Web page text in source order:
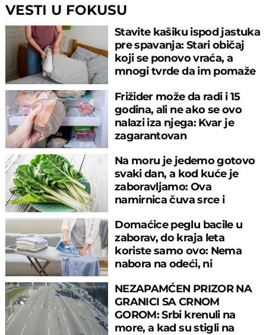
VESTI U FOKUSU
Stavite kašiku ispod jastuka
pre spavanja: Stari običaj
koji se ponovo vraća, a
mnogi tvrde da im pomaže
Frižider može da radi i 15
godina, ali ne ako se ovo
nalazi iza njega: Kvar je
zagarantovan
Na moru je jedemo gotovo
svaki dan, a kod kuće je
zaboravljamo: Ova
namirnica čuva srce i
Domaćice peglu bacile u
zaborav, do kraja leta
koriste samo ovo: Nema
nabora na odeći, ni
NEZAPAMĆEN PRIZOR NA
GRANICI SA CRNOM
GOROM: Srbi krenuli na
more, a kad su stigli na